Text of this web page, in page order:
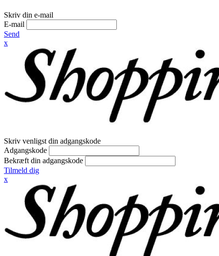
Skriv din e-mail
E-mail
Send
x
Skriv venligst din adgangskode
Adgangskode
Bekræft din adgangskode
Tilmeld dig
x